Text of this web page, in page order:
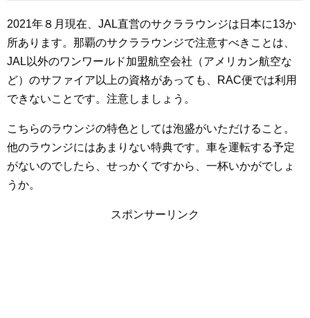
2021年８月現在、JAL直営のサクララウンジは日本に13か
所あります。那覇のサクララウンジで注意すべきことは、
JAL以外のワンワールド加盟航空会社（アメリカン航空な
ど）のサファイア以上の資格があっても、RAC便では利用
できないことです。注意しましょう。
こちらのラウンジの特色としては泡盛がいただけること。
他のラウンジにはあまりない特典です。車を運転する予定
がないのでしたら、せっかくですから、一杯いかがでしょ
うか。
スポンサーリンク